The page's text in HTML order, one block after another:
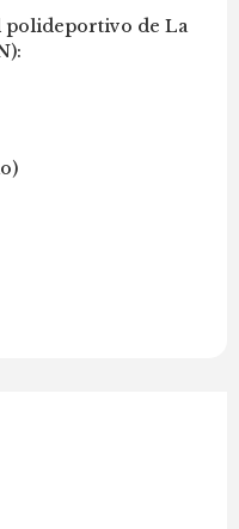
polideportivo de La